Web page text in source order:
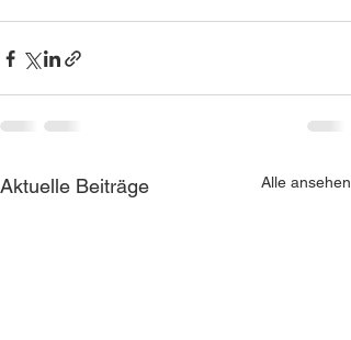
Aktuelle Beiträge Alle ansehen